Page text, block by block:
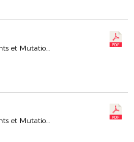
Commission Régionale des Règlements et Mutations
Commission Régionale des Règlements et Mutations